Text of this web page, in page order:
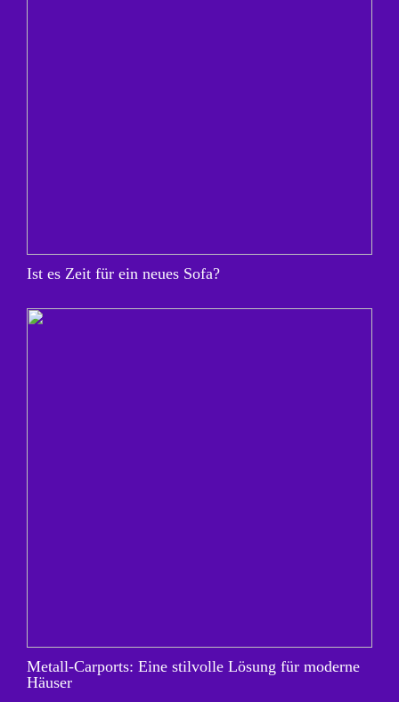
Ist es Zeit für ein neues Sofa?
Metall-Carports: Eine stilvolle Lösung für moderne
Häuser